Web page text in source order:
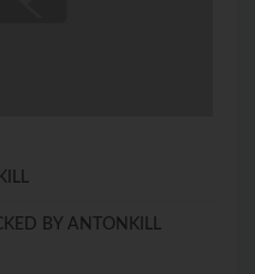
BY ANTONKILL